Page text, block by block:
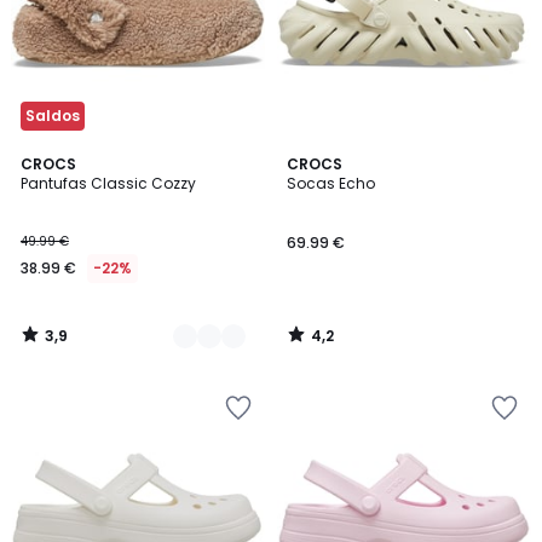
Saldos
CROCS
Pantufas Classic Cozzy
49.99 €
38.99 € -22%
3,9
/ 5
3
Cores
3,9
/
CROCS
Socas Echo
69.99 €
4,2
/ 5
4,2
/